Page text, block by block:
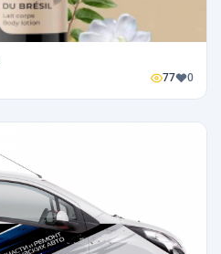
77 0